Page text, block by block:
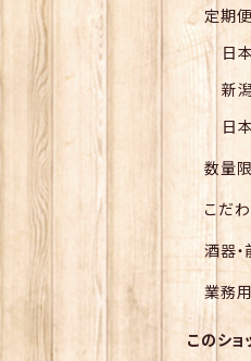
定期便
日
新
日
数量
こだ
酒器・
業務用
このショ